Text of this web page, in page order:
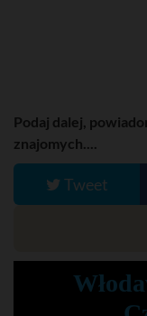
Podaj dalej,
znajomych....
Tweet